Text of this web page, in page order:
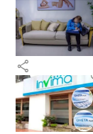
share